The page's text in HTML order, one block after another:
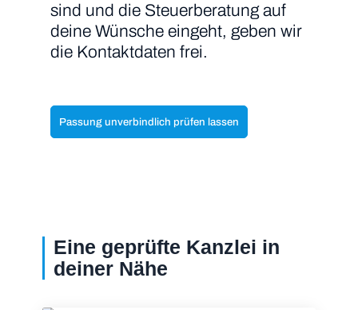
sind und die Steuerberatung auf
deine Wünsche eingeht, geben wir
die Kontaktdaten frei.
Passung unverbindlich prüfen lassen
Eine geprüfte Kanzlei in
deiner Nähe